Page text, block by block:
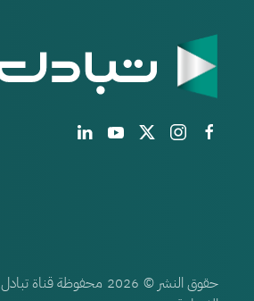
حقوق النشر © 2026 محفوظة قناة تبادل